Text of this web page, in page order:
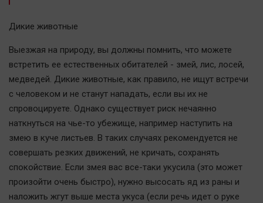
Отдых
Персона
Последняя инстанция
Светская жизнь
Дикие животные
Выезжая на природу, вы должны помнить, что можете
встретить ее естественных обитателей - змей, лис, лосей,
медведей. Дикие животные, как правило, не ищут встречи
с человеком и не станут нападать, если вы их не
спровоцируете. Однако существует риск нечаянно
наткнуться на чье-то убежище, например наступить на
змею в куче листьев. В таких случаях рекомендуется не
совершать резких движений, не кричать, сохранять
спокойствие. Если змея вас все-таки укусила (это может
произойти очень быстро), нужно высосать яд из раны и
наложить жгут выше места укуса (если речь идет о руке